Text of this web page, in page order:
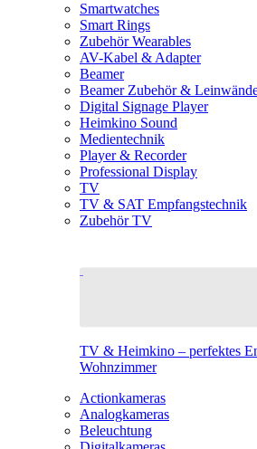
Smartwatches
Smart Rings
Zubehör Wearables
AV-Kabel & Adapter
Beamer
Beamer Zubehör &
Digital Signage Player
Heimkino Sound
Medientechnik
Player & Recorder
Professional Display
TV
TV & SAT Empfangstechnik
Zubehör TV
TV & Heimkino – perfektes
Wohnzimmer
Actionkameras
Analogkameras
Beleuchtung